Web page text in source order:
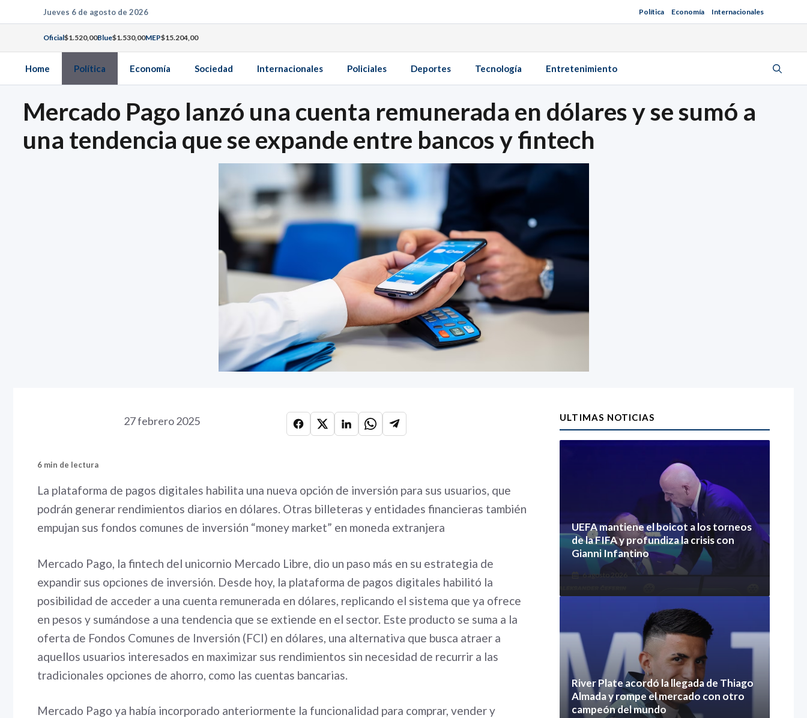
al
contenido
Jueves 6 de agosto de 2026 Política Economía Internacionales
Oficial$1.520,00Blue$1.530,00MEP$15.204,00
Home Política Economía Sociedad Internacionales Policiales Deportes Tecnología Entretenimiento
Mercado Pago lanzó una cuenta remunerada en dólares y se sumó a
una tendencia que se expande entre bancos y fintech
27 febrero 2025
6 min de lectura
La plataforma de pagos digitales habilita una nueva opción de inversión para sus usuarios, que
podrán generar rendimientos diarios en dólares. Otras billeteras y entidades financieras también
empujan sus fondos comunes de inversión “money market” en moneda extranjera
Mercado Pago, la fintech del unicornio Mercado Libre, dio un paso más en su estrategia de
expandir sus opciones de inversión. Desde hoy, la plataforma de pagos digitales habilitó la
posibilidad de acceder a una cuenta remunerada en dólares, replicando el sistema que ya ofrece
en pesos y sumándose a una tendencia que se extiende en el sector. Este producto se suma a la
oferta de Fondos Comunes de Inversión (FCI) en dólares, una alternativa que busca atraer a
aquellos usuarios interesados en maximizar sus rendimientos sin necesidad de recurrir a las
tradicionales opciones de ahorro, como las cuentas bancarias.
Mercado Pago ya había incorporado anteriormente la funcionalidad para comprar, vender y
ULTIMAS NOTICIAS
UEFA mantiene el boicot a los torneos
de la FIFA y profundiza la crisis con
Gianni Infantino
6 agosto 2026
River Plate acordó la llegada de Thiago
Almada y rompe el mercado con otro
campeón del mundo